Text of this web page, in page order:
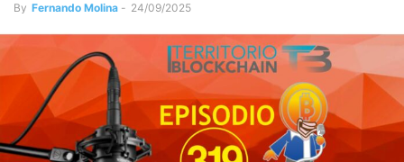
By Fernando Molina - 24/09/2025